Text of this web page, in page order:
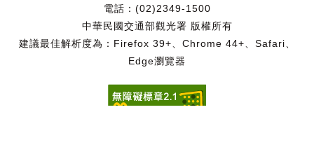
電話：(02)2349-1500
中華民國交通部觀光署 版權所有
建議最佳解析度為：Firefox 39+、Chrome 44+、Safari、
Edge瀏覽器